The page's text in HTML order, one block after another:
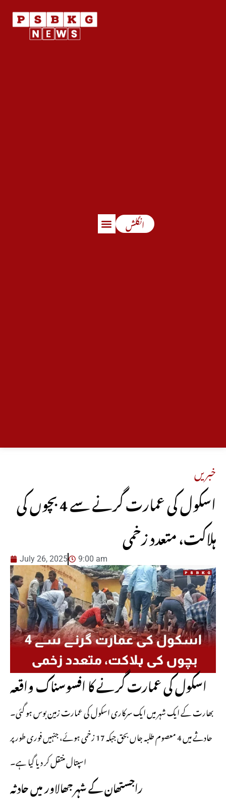
انگلش
خبریں
اسکول کی عمارت گرنے سے 4 بچوں کی
ہلاکت، متعدد زخمی
July 26, 2025 9:00 am
اسکول کی عمارت گرنے کا افسوسناک واقعہ
بھارت کے ایک شہر میں ایک سرکاری اسکول کی عمارت زمین بوس ہو گئی۔
حادثے میں 4 معصوم طلبہ جاں بحق جبکہ 17 زخمی ہوئے، جنہیں فوری طور پر
اسپتال منتقل کر دیا گیا ہے۔
راجستھان کے شہر جھالاور میں حادثہ